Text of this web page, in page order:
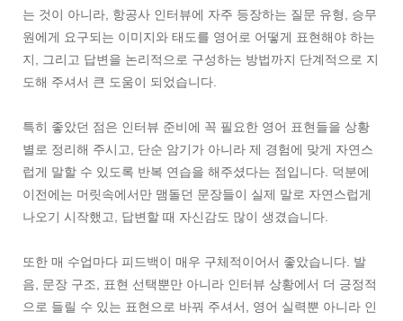
는 것이 아니라, 항공사 인터뷰에 자주 등장하는 질문 유형, 승무
원에게 요구되는 이미지와 태도를 영어로 어떻게 표현해야 하는
지, 그리고 답변을 논리적으로 구성하는 방법까지 단계적으로 지
도해 주셔서 큰 도움이 되었습니다.
특히 좋았던 점은 인터뷰 준비에 꼭 필요한 영어 표현들을 상황
별로 정리해 주시고, 단순 암기가 아니라 제 경험에 맞게 자연스
럽게 말할 수 있도록 반복 연습을 해주셨다는 점입니다. 덕분에
이전에는 머릿속에서만 맴돌던 문장들이 실제 말로 자연스럽게
나오기 시작했고, 답변할 때 자신감도 많이 생겼습니다.
또한 매 수업마다 피드백이 매우 구체적이어서 좋았습니다. 발
음, 문장 구조, 표현 선택뿐만 아니라 인터뷰 상황에서 더 긍정적
으로 들릴 수 있는 표현으로 바꿔 주셔서, 영어 실력뿐 아니라 인